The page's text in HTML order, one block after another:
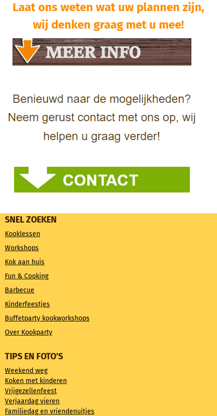
Laat ons weten wat uw plannen zijn,
wij denken graag met u mee!​
SNEL ZOEKEN
Kooklessen
Workshops
Kok aan huis
Fun & Cooking
Barbecue
Kinderfeestjes
Buffetparty kookworkshops
Over Kookparty
TIPS EN FOTO'S
Weekend weg
Koken met kinderen
Vrijgezellenfeest
Verjaardag vieren
Familiedag en vriendenuitjes